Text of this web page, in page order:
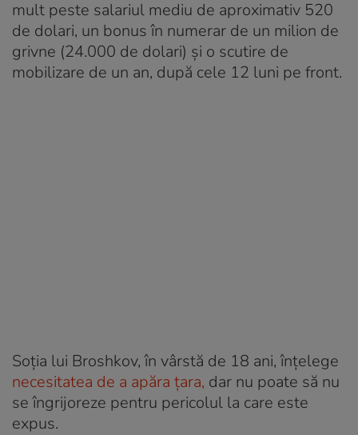
mult peste salariul mediu de aproximativ 520
de dolari, un bonus în numerar de un milion de
grivne (24.000 de dolari) și o scutire de
mobilizare de un an, după cele 12 luni pe front.
Soția lui Broshkov, în vârstă de 18 ani, înțelege
necesitatea de a apăra țara, dar nu poate să nu
se îngrijoreze pentru pericolul la care este
expus.